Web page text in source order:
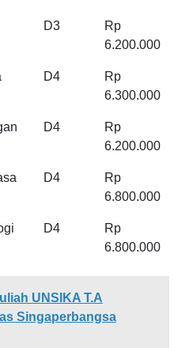
D3
Rp
6.200.000
D4
Rp
6.300.000
D4
Rp
6.200.000
D4
Rp
6.800.000
D4
Rp
6.800.000
UNSIKA T.A
Singaperbangsa